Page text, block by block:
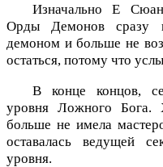
Изначально Е
Орды Демонов сразу
демоном и больше не
остаться, потому что
В конце концов,
уровня Ложного
больше не имела
оставалась ведущей
уровня.